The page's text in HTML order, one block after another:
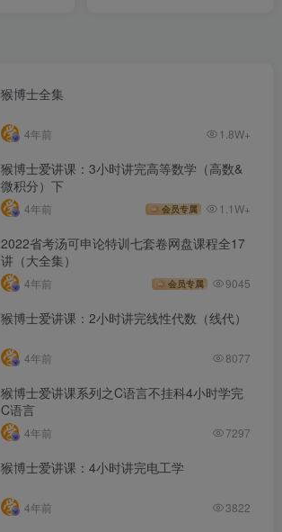
猴博士全集
4年前 1.8W+
猴博士爱讲课：3小时讲完高等数学（高数&
微积分）下
4年前 会员专属 1.1W+
2022省考汤可申论特训七套卷网盘课程全17
讲（大全集）
4年前 会员专属 9045
猴博士爱讲课：2小时讲完线性代数（线代）
4年前 8077
猴博士爱讲课系列之C语言不挂科4小时学完
C语言
4年前 7297
猴博士爱讲课：4小时讲完电工学
4年前 3822